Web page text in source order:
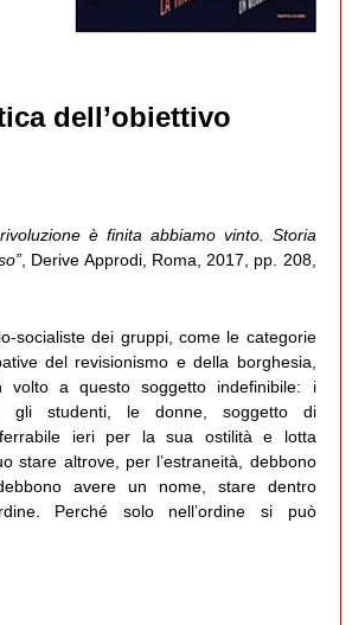
dell’obiettivo
è finita abbiamo vinto. Storia
, Derive Approdi, Roma, 2017, pp. 208,
socialiste dei gruppi, come le categorie
del revisionismo e della borghesia,
volto a questo soggetto indefinibile: i
gli studenti, le donne, soggetto di
ieri per la sua ostilità e lotta
stare altrove, per l’estraneità, debbono
avere un nome, stare dentro
Perché solo nell’ordine si può